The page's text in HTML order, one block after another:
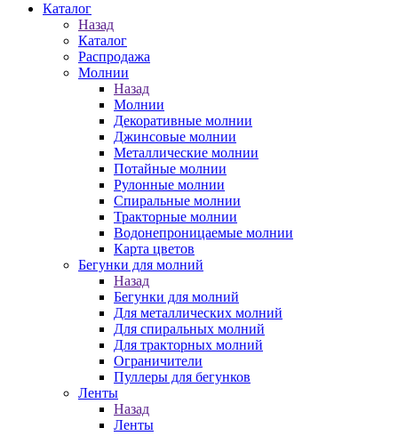
Каталог
Назад
Каталог
Распродажа
Молнии
Назад
Молнии
Декоративные молнии
Джинсовые молнии
Металлические молнии
Потайные молнии
Рулонные молнии
Спиральные молнии
Тракторные молнии
Водонепроницаемые молнии
Карта цветов
Бегунки для молний
Назад
Бегунки для молний
Для металлических молний
Для спиральных молний
Для тракторных молний
Ограничители
Пуллеры для бегунков
Ленты
Назад
Ленты